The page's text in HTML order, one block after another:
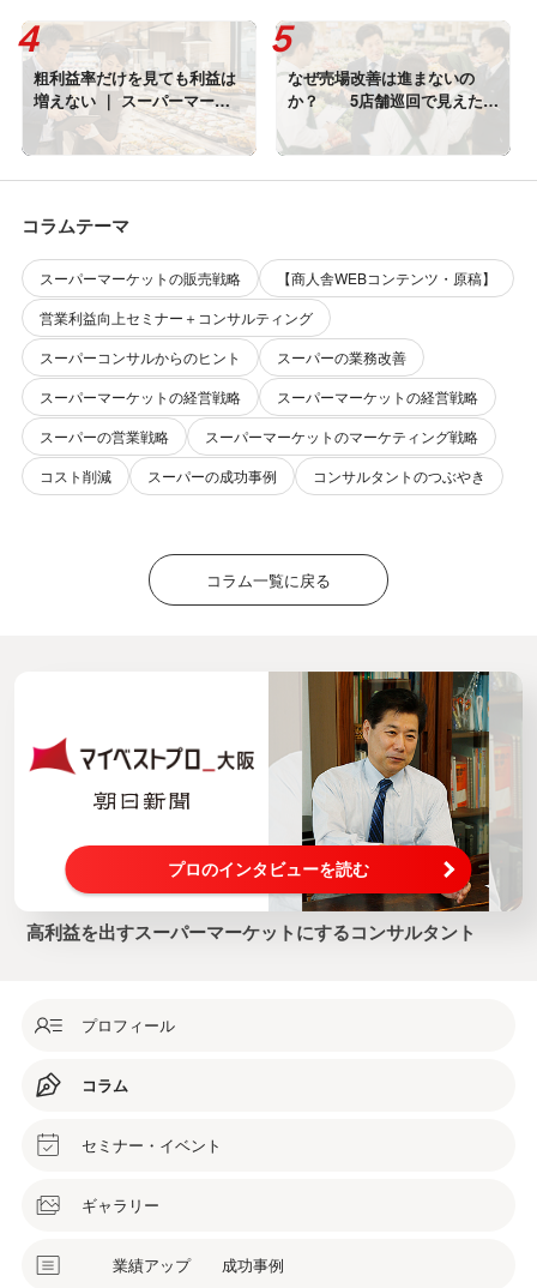
粗利益率だけを見ても利益は
増えない ｜ スーパーマーケ
ットが見直すべき5つの現場管
理
なぜ売場改善は進まないの
か？ 5店舗巡回で見えた
「基本業務プロセス未実行」
という本当の課題『真因』
コラムテーマ
スーパーマーケットの販売戦略
【商人舎WEBコンテンツ・原稿】
営業利益向上セミナー＋コンサルティング
スーパーコンサルからのヒント
スーパーの業務改善
スーパーマーケットの経営戦略
スーパーマーケットの経営戦略
スーパーの営業戦略
スーパーマーケットのマーケティング戦略
コスト削減
スーパーの成功事例 コンサルタントのつぶやき
コラム一覧に戻る
プロのインタビューを読む
高利益を出すスーパーマーケットにするコンサルタント
プロフィール
コラム
セミナー・イベント
ギャラリー
業績アップ 成功事例